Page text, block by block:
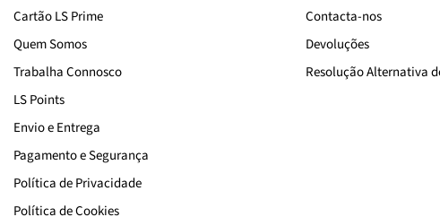
Cartão LS Prime
Quem Somos
Trabalha Connosco
LS Points
Envio e Entrega
Pagamento e Segurança
Política de Privacidade
Política de Cookies
Contacta-nos
Devoluções
Resolução Alternativa